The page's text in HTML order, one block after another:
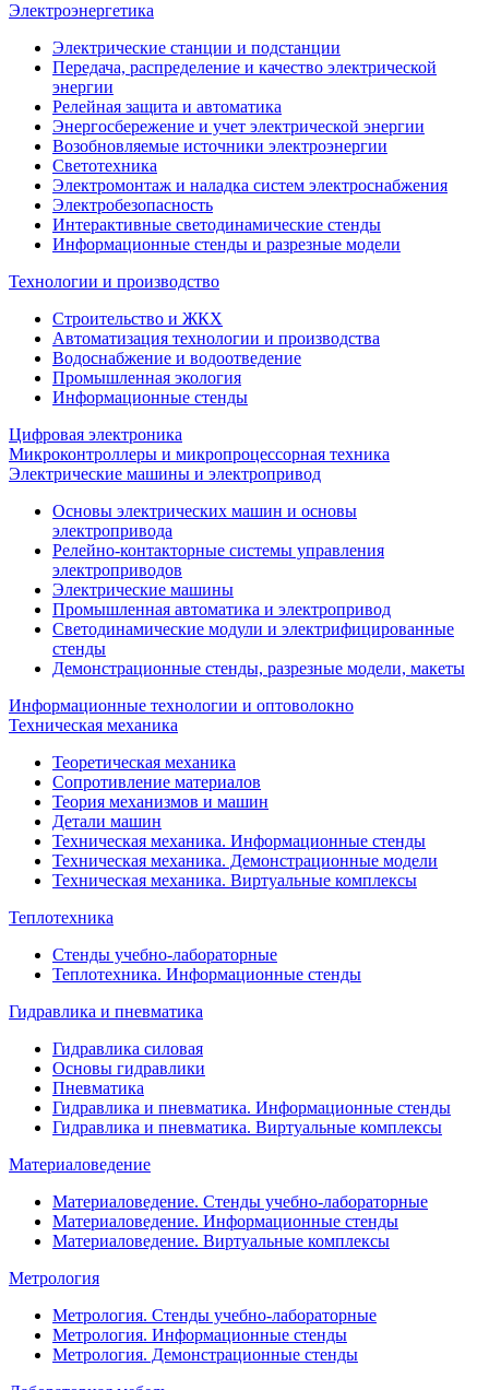
Электроэнергетика
Электрические станции и подстанции
Передача, распределение и качество электрической
энергии
Релейная защита и автоматика
Энергосбережение и учет электрической энергии
Возобновляемые источники электроэнергии
Светотехника
Электромонтаж и наладка систем электроснабжения
Электробезопасность
Интерактивные светодинамические стенды
Информационные стенды и разрезные модели
Технологии и производство
Строительство и ЖКХ
Автоматизация технологии и производства
Водоснабжение и водоотведение
Промышленная экология
Информационные стенды
Цифровая электроника
Микроконтроллеры и микропроцессорная техника
Электрические машины и электропривод
Основы электрических машин и основы
электропривода
Релейно-контакторные системы управления
электроприводов
Электрические машины
Промышленная автоматика и электропривод
Светодинамические модули и электрифицированные
стенды
Демонстрационные стенды, разрезные модели, макеты
Информационные технологии и оптоволокно
Техническая механика
Теоретическая механика
Сопротивление материалов
Теория механизмов и машин
Детали машин
Техническая механика. Информационные стенды
Техническая механика. Демонстрационные модели
Техническая механика. Виртуальные комплексы
Теплотехника
Стенды учебно-лабораторные
Теплотехника. Информационные стенды
Гидравлика и пневматика
Гидравлика силовая
Основы гидравлики
Пневматика
Гидравлика и пневматика. Информационные стенды
Гидравлика и пневматика. Виртуальные комплексы
Материаловедение
Материаловедение. Стенды учебно-лабораторные
Материаловедение. Информационные стенды
Материаловедение. Виртуальные комплексы
Метрология
Метрология. Стенды учебно-лабораторные
Метрология. Информационные стенды
Метрология. Демонстрационные стенды